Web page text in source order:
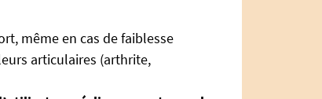
même en cas de faiblesse
articulaires (arthrite,